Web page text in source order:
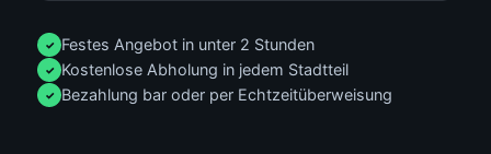
✓ Festes Angebot in unter 2 Stunden
✓ Kostenlose Abholung in jedem Stadtteil
✓ Bezahlung bar oder per Echtzeitüberweisung